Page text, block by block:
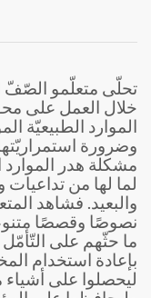
تحلّى متعلّمو الصّفّ
خلال العمل على
الموارد الطبيعيّة
وضرورة
مشكلة هدر الموارد
لما لها من
والبعيد. فشاهد
نصوصًا وقصصًا
ما حثّهم على
بإعادة استخدام
ليحصلوا على أشياء